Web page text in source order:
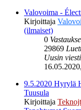
Valovoima -
Kirjoittaja
(ilmaiset)
0
29869
Uusin viesti
9.5.2020 Hyrylä
Tuusula
Kirjoittaja